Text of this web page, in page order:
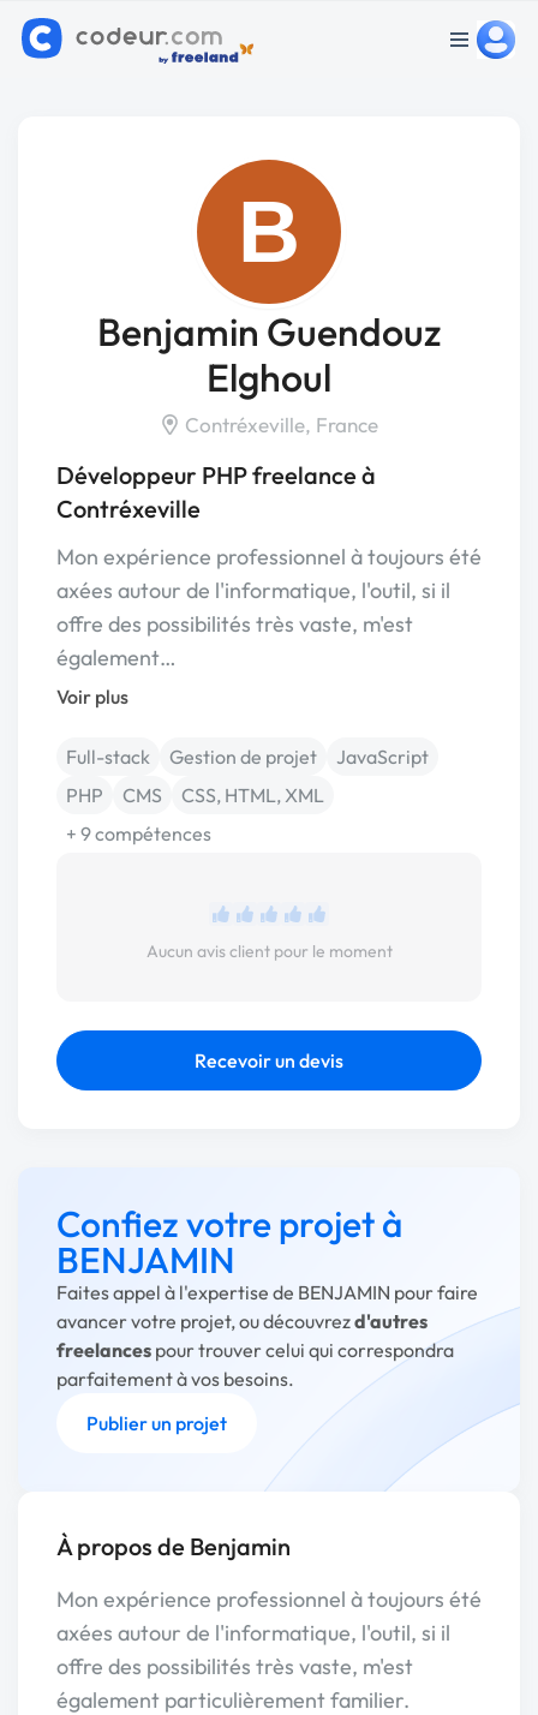
B
Benjamin Guendouz
Elghoul
Contréxeville, France
Développeur PHP freelance à
Contréxeville
Mon expérience professionnel à toujours été
axées autour de l'informatique, l'outil, si il
offre des possibilités très vaste, m'est
également…
Voir plus
Full-stack Gestion de projet
JavaScript
PHP
CMS
CSS, HTML, XML
+ 9 compétences
Aucun avis client pour le moment
Recevoir un devis
Confiez votre projet à
BENJAMIN
Faites appel à l'expertise de BENJAMIN pour faire
avancer votre projet, ou découvrezd'autres
freelances pour trouver celui qui correspondra
parfaitement à vos besoins.
Publier un projet
À propos de Benjamin
Mon expérience professionnel à toujours été
axées autour de l'informatique, l'outil, si il
offre des possibilités très vaste, m'est
également particulièrement familier.